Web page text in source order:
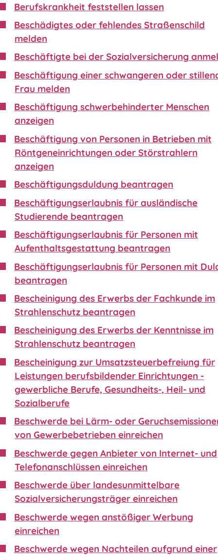
Berufskrankheit feststellen lassen
Beschädigtes oder fehlendes Straßenschild
melden
Beschäftigte bei der Sozialversicherung
Beschäftigung einer schwangeren oder
Frau melden
Beschäftigung schwerbehinderter Menschen
anzeigen
Beschäftigung von Personen in Betrieben mit
Röntgeneinrichtungen oder Störstrahlern
anzeigen
Beschäftigungsduldung beantragen
Beschäftigungserlaubnis für ausländische
Studierende beantragen
Beschäftigungserlaubnis für Personen mit
Aufenthaltsgestattung beantragen
Beschäftigungserlaubnis für Personen mit
beantragen
Bescheinigung des Erwerbs der Fachkunde im
Strahlenschutz beantragen
Bescheinigung des Erwerbs der Kenntnisse im
Strahlenschutz beantragen
Bescheinigung zur Umsatzsteuerbefreiung für
Leistungen berufsbildender Einrichtungen -
gewerbliche Berufe, Gesundheits-, Heil- und
Sozialberufe
Beschwerde bei Lärm- oder
von Gewerbebetrieben einreichen
Beschwerde gegen Anbieter von Internet- und
Telefonanschlüssen einreichen
Beschwerde über landesunmittelbare
Sozialversicherungsträger einreichen
Beschwerde wegen anstößiger Werbung
einreichen
Beschwerde wegen Nachteilen aufgrund einer